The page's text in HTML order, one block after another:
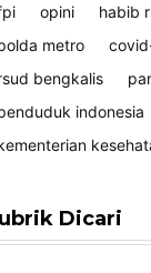
opini
habib
metro
bengkalis
indonesia
Dicari